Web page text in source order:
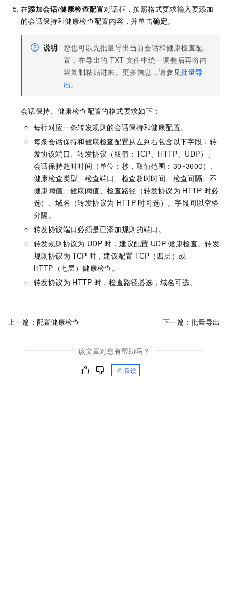
在添加会话/健康检查配置对话框，按照格式要求输入要添加
的会话保持和健康检查配置内容，并单击确定。
说明 您也可以先批量导出当前会话和健康检查配
置，在导出的 TXT 文件中统一调整后再将内
容复制粘贴进来。更多信息，请参见批量导
出 。
会话保持、健康检查配置的格式要求如下：
每行对应一条转发规则的会话保持和健康配置。
每条会话保持和健康检查配置从左到右包含以下字段：转
发协议端口、转发协议（取值：TCP、HTTP、UDP）、
会话保持超时时间（单位：秒，取值范围：30~3600）、
健康检查类型、检查端口、检查超时时间、检查间隔、不
健康阈值、健康阈值、检查路径（转发协议为 HTTP 时必
选）、域名（转发协议为 HTTP 时可选）。字段间以空格
分隔。
转发协议端口必须是已添加规则的端口。
转发规则协议为 UDP 时，建议配置 UDP 健康检查。转发
规则协议为 TCP 时，建议配置 TCP（四层）或
HTTP（七层）健康检查。
转发协议为 HTTP 时，检查路径必选，域名可选。
上一篇： 配置健康检查 下一篇： 批量导出
该文章对您有帮助吗？
反馈